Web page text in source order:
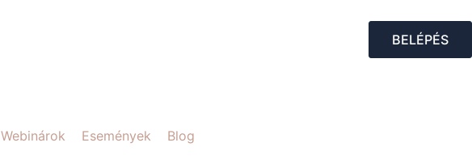
BELÉPÉS
Webinárok Események Blog